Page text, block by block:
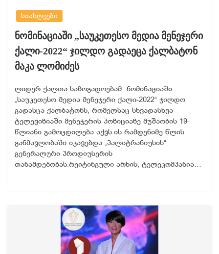
სიახლეები
ნომინაციაში „საუკეთესო მედია მენეჯერი
ქალი-2022“ ჯილდო გადაეცა ქალბატონ
მაკა ლომიძეს
ლიდერ ქალთა საზოგადოებამ ნომინაციაში
„საუკეთესო მედია მენეჯერი ქალი-2022“ ჯილდო
გადასცა ქალბატონს, რომელსაც სხვადასხვა
ტელევიზიაში მენეჯერის პოზიციაზე მუშაობის 19-
წლიანი გამოცდილება აქვს.ის რამდენიმე წლის
განმავლობაში იკავებდა „პალიტრანიუსის“
გენერალური პროდიუსერის
თანამდებობას.რეიტინგული არხის, ტელეკომპანია…